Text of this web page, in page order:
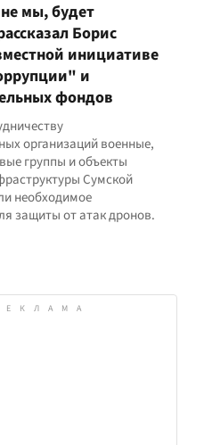
мы, будет
Борис
инициативе
и
фондов
организаций военные,
группы и объекты
Сумской
необходимое
защиты от атак дронов.